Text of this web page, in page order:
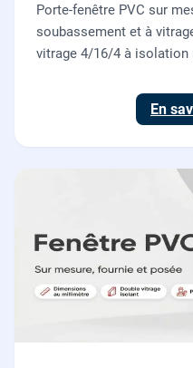
Porte-fenêtre PVC sur
soubassement et à
vitrage 4/16/4 à isolation
En